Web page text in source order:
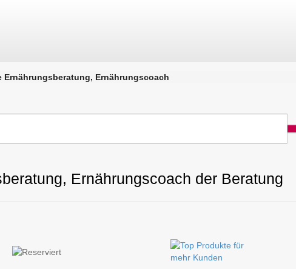
Ernährungsberatung, Ernährungscoach
Ernährungscoach der Beratung